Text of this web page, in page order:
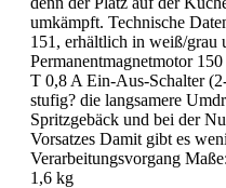
umkämpft. Technische
151, erhältlich in weiß/grau
Permanentmagnetmotor
T 0,8 A Ein-Aus-Schalter
stufig? die langsamere
Spritzgebäck und bei der
Vorsatzes Damit gibt es
Verarbeitungsvorgang
1,6 kg